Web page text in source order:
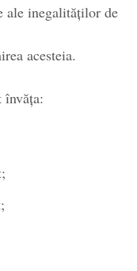
ale inegalităților de
acesteia.